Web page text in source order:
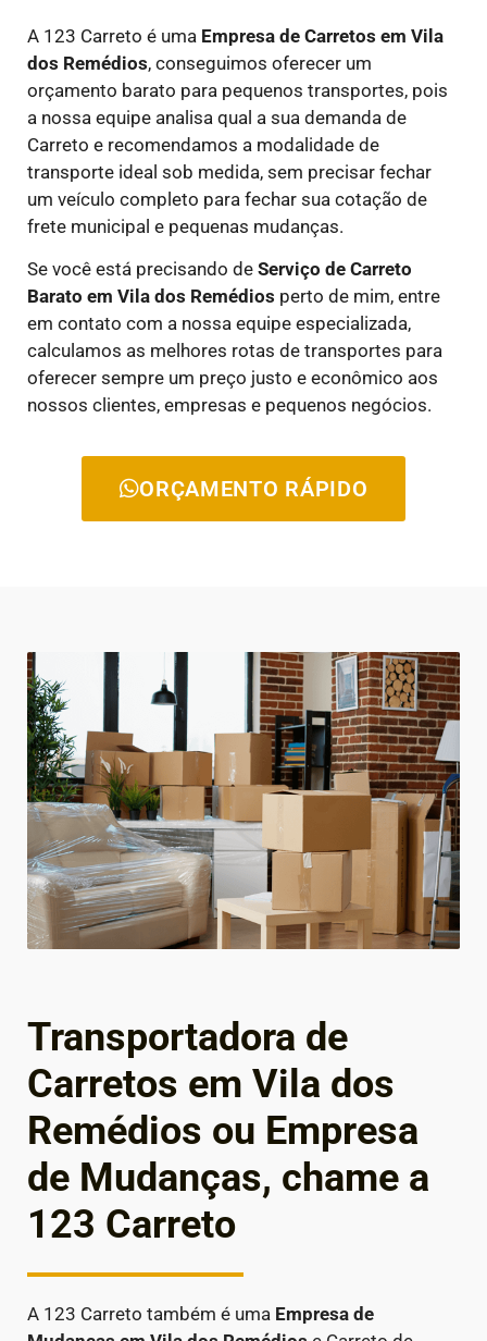
A 123 Carreto é uma Empresa de Carretos em Vila
dos Remédios, conseguimos oferecer um
orçamento barato para pequenos transportes, pois
a nossa equipe analisa qual a sua demanda de
Carreto e recomendamos a modalidade de
transporte ideal sob medida, sem precisar fechar
um veículo completo para fechar sua cotação de
frete municipal e pequenas mudanças.
Se você está precisando de Serviço de Carreto
Barato em Vila dos Remédios perto de mim, entre
em contato com a nossa equipe especializada,
calculamos as melhores rotas de transportes para
oferecer sempre um preço justo e econômico aos
nossos clientes, empresas e pequenos negócios.
ORÇAMENTO RÁPIDO
Transportadora de
Carretos em Vila dos
Remédios ou Empresa
de Mudanças, chame a
123 Carreto
A 123 Carreto também é uma Empresa de